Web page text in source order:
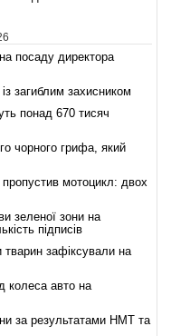
посаду директора
загиблим захисником
понад 670 тисяч
чорного грифа, який
мотоцикл: двох
зеленої зони на
підписів
зафіксували на
колеса авто на
за результатами НМТ та